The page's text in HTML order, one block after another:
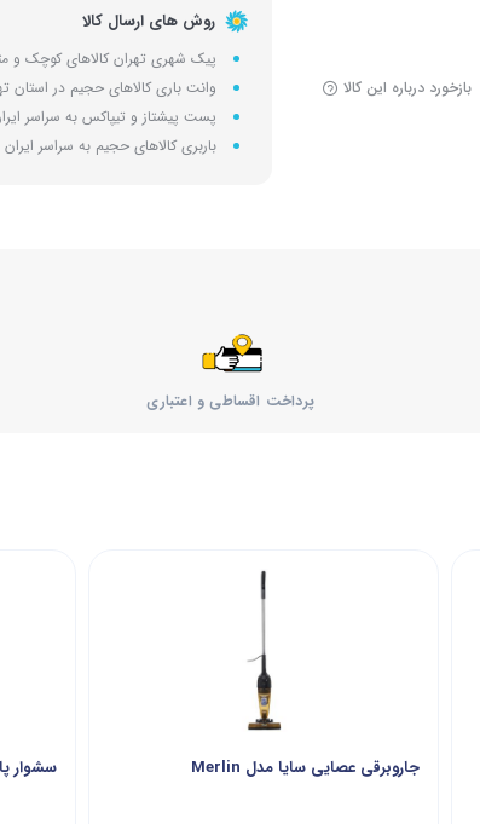
بازخورد درباره این کالا
روش های ارسال کالا
پیک شهری تهران کالاهای کوچک و
وانت باری کالاهای حجیم در استان
پست پیشتاز و تیپاکس به سراسر
باربری کالاهای حجیم به سراسر ایران
پرداخت اقساطی و اعتباری
جاروبرقی عصایی سایا مدل Merlin سشوار پارس